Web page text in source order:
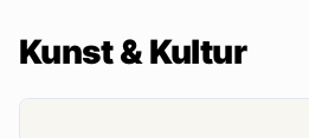
Kunst & Kultur